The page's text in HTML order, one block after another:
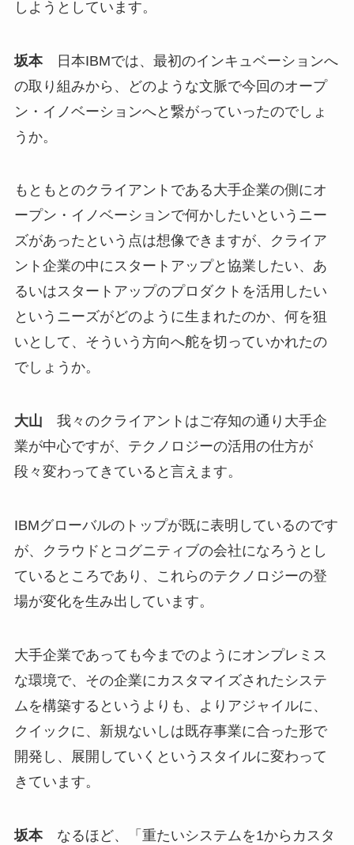
しようとしています。
坂本日本IBMでは、最初のインキュベーションへ
の取り組みから、どのような文脈で今回のオープ
ン・イノベーションへと繋がっていったのでしょ
うか。
もともとのクライアントである大手企業の側にオ
ープン・イノベーションで何かしたいというニー
ズがあったという点は想像できますが、クライア
ント企業の中にスタートアップと協業したい、あ
るいはスタートアップのプロダクトを活用したい
というニーズがどのように生まれたのか、何を狙
いとして、そういう方向へ舵を切っていかれたの
でしょうか。
大山 我々のクライアントはご存知の通り大手企
業が中心ですが、テクノロジーの活用の仕方が
段々変わってきていると言えます。
IBMグローバルのトップが既に表明しているのです
が、クラウドとコグニティブの会社になろうとし
ているところであり、これらのテクノロジーの登
場が変化を生み出しています。
大手企業であっても今までのようにオンプレミス
な環境で、その企業にカスタマイズされたシステ
ムを構築するというよりも、よりアジャイルに、
クイックに、新規ないしは既存事業に合った形で
開発し、展開していくというスタイルに変わって
きています。
坂本なるほど、「重たいシステムを1からカスタ